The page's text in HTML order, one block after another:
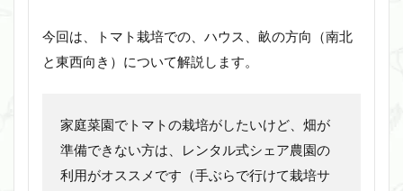
今回は、トマト栽培での、ハウス、畝の方向（南北
と東西向き）について解説します。
家庭菜園でトマトの栽培がしたいけど、畑が
準備できない方は、レンタル式シェア農園の
利用がオススメです（手ぶらで行けて栽培サ